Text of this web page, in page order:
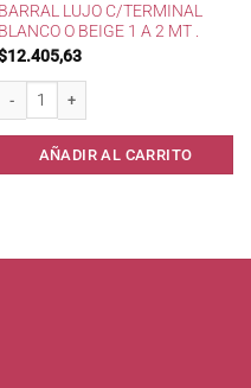
BARRAL LUJO C/TERMINAL
BLANCO O BEIGE 1 A 2 MT .
12.405,63
Barral Lujo c/terminal Blanco o Beige 1
AÑADIR AL CARRITO